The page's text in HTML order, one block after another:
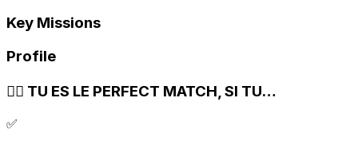
Key Missions
Profile
❤️‍🔥 TU ES LE PERFECT MATCH, SI TU…
✅